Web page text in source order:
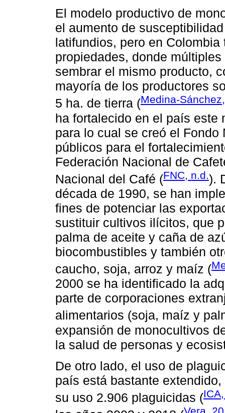
El modelo productivo de
el aumento de
latifundios, pero en
propiedades, donde
sembrar el mismo producto,
mayoría de los productores
5 ha. de tierra (Medina-
ha fortalecido en el país este
para lo cual se creó el
públicos para el
Federación Nacional de
Nacional del Café (FNC, n.d.).
década de 1990, se han
fines de potenciar las
sustituir cultivos ilícitos, que
palma de aceite y caña de
biocombustibles y también
caucho, soja, arroz y maíz (
2000 se ha identificado la
parte de corporaciones
alimentarios (soja, maíz y
expansión de monocultivos
la salud de personas y
De otro lado, el uso de
país está bastante
su uso 2.906 plaguicidas (